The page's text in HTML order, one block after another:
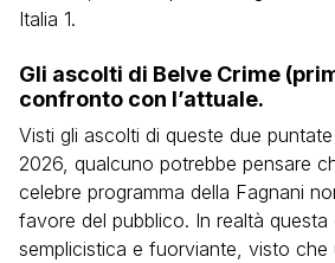
Italia 1.
Gli ascolti di Belve Crime
confronto con l’attuale.
Visti gli ascolti di queste due
2026, qualcuno potrebbe pensare
celebre programma della Fagnani
favore del pubblico. In realtà
semplicistica e fuorviante, visto che